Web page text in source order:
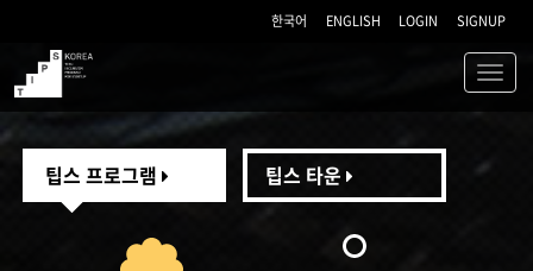
한국어 ENGLISH LOGIN SIGNUP
TIPS
팁스 프로그램 팁스 타운